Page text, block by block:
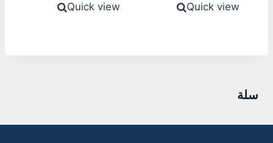
Quick view
Quick view
سلة